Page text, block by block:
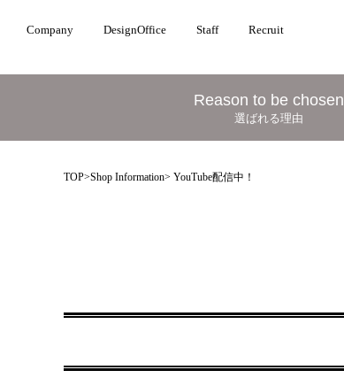
Company DesignOffice Staff Recruit
Reason to be chosen
選ばれる理由
TOP>Shop Information> YouTube配信中！